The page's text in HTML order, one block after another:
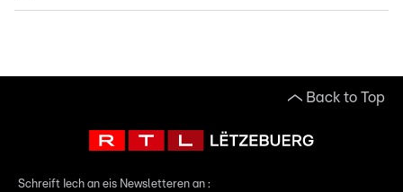
Back to Top
Schreift Iech an eis Newsletteren an :